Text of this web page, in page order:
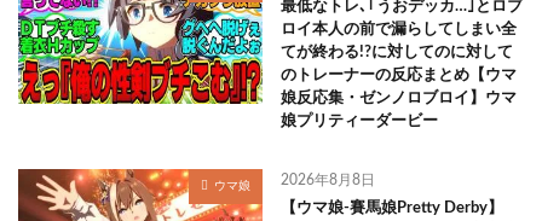
最低なトレ､｢うおデッカ…｣とロブ
ロイ本人の前で漏らしてしまい全
てが終わる!?に対してのに対して
のトレーナーの反応まとめ【ウマ
娘反応集・ゼンノロブロイ】ウマ
娘プリティーダービー
ウマ娘 2026年8月8日
【ウマ娘-賽馬娘Pretty Derby】